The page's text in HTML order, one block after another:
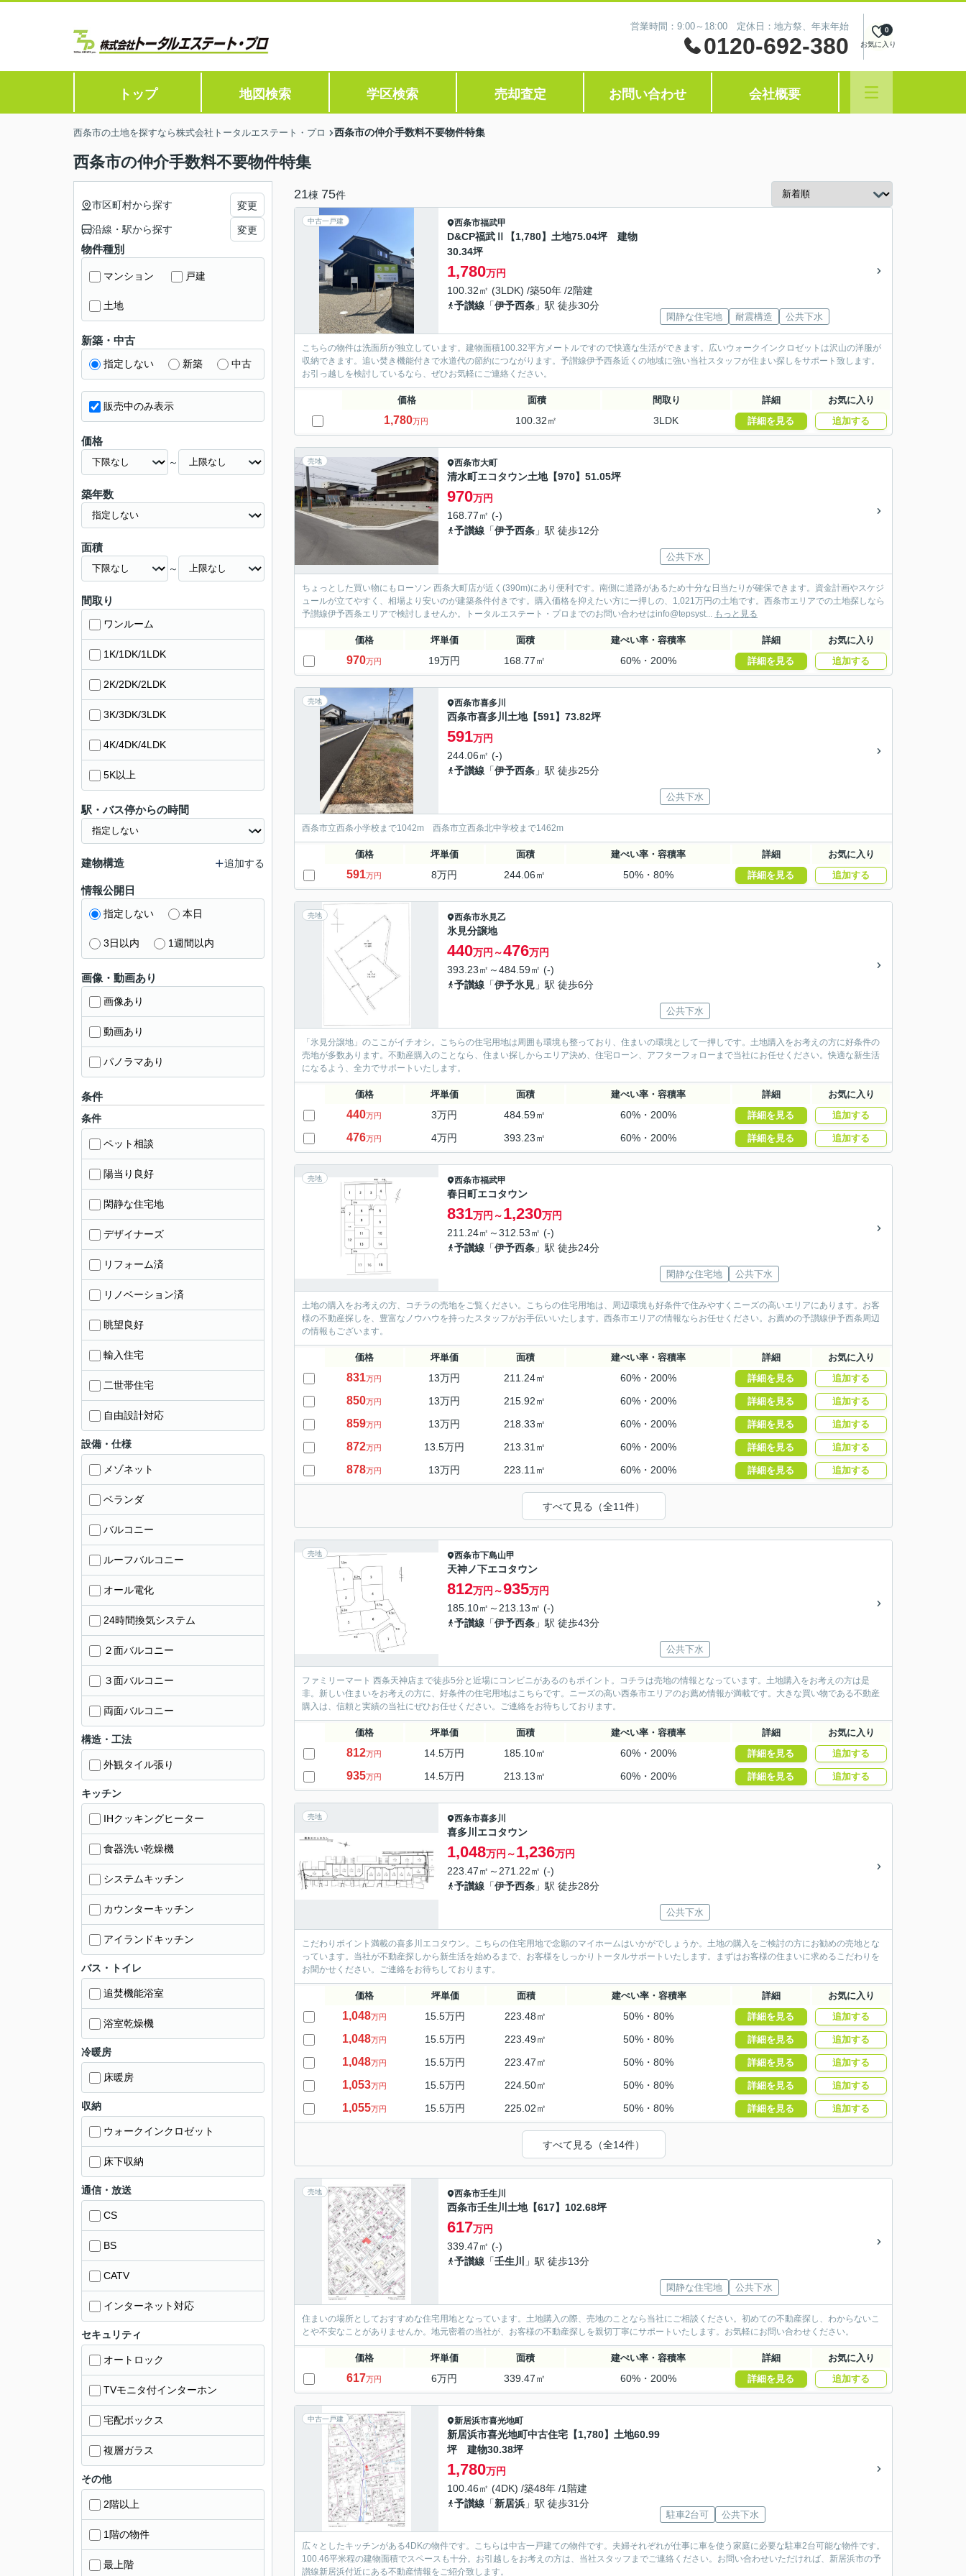
営業時間：9:00～18:00 定休日：地方祭、年末年始
0120-692-380 お気に入り
0
トップ 地図検索 学区検索 売却査定 お問い合わせ 会社概要
西条市の土地を探すなら株式会社トータルエステート・プロ 西条市の仲介手数料不要物件特集
西条市の仲介手数料不要物件特集
21棟 75件
中古一戸建 西条市福武甲
D&CP福武Ⅱ【1,780】土地75.04坪 建物
30.34坪
1,780万円
100.32㎡ (3LDK) /築50年 /2階建
予讃線 「伊予西条 」駅 徒歩30分
閑静な住宅地 耐震構造 公共下水
こちらの物件は洗面所が独立しています。建物面積100.32平方メートルですので快適な生活ができます。広いウォークインクロゼットは沢山の洋服が
収納できます。追い焚き機能付きで水道代の節約につながります。予讃線伊予西条近くの地域に強い当社スタッフが住まい探しをサポート致します。
お引っ越しを検討しているなら、ぜひお気軽にご連絡ください。
価格 面積 間取り 詳細 お気に入り
1,780万円 100.32㎡ 3LDK 詳細を見る 追加する
売地 西条市大町
清水町エコタウン土地【970】51.05坪
970万円
168.77㎡ (-)
予讃線 「伊予西条 」駅 徒歩12分
公共下水
ちょっとした買い物にもローソン 西条大町店が近く(390m)にあり便利です。南側に道路があるため十分な日当たりが確保できます。資金計画やスケジ
ュールが立てやすく、相場より安いのが建築条件付きです。購入価格を抑えたい方に一押しの、1,021万円の土地です。西条市エリアでの土地探しなら
予讃線伊予西条エリアで検討しませんか。トータルエステート・プロまでのお問い合わせはinfo@tepsyst... もっと見る
価格 坪単価 面積 建ぺい率・容積率 詳細 お気に入り
970万円 19万円 168.77㎡ 60%・200% 詳細を見る 追加する
売地 西条市喜多川
西条市喜多川土地【591】73.82坪
591万円
244.06㎡ (-)
予讃線 「伊予西条 」駅 徒歩25分
公共下水
西条市立西条小学校まで1042m 西条市立西条北中学校まで1462m
価格 坪単価 面積 建ぺい率・容積率 詳細 お気に入り
591万円 8万円 244.06㎡ 50%・80% 詳細を見る 追加する
売地 西条市氷見乙
氷見分譲地
440万円～476万円
393.23㎡～484.59㎡ (-)
予讃線 「伊予氷見 」駅 徒歩6分
公共下水
「氷見分譲地」のここがイチオシ。こちらの住宅用地は周囲も環境も整っており、住まいの環境として一押しです。土地購入をお考えの方に好条件の
売地が多数あります。不動産購入のことなら、住まい探しからエリア決め、住宅ローン、アフターフォローまで当社にお任せください。快適な新生活
になるよう、全力でサポートいたします。
価格 坪単価 面積 建ぺい率・容積率 詳細 お気に入り
440万円 3万円 484.59㎡ 60%・200% 詳細を見る 追加する
476万円 4万円 393.23㎡ 60%・200% 詳細を見る 追加する
売地 西条市福武甲
春日町エコタウン
831万円～1,230万円
211.24㎡～312.53㎡ (-)
予讃線 「伊予西条 」駅 徒歩24分
閑静な住宅地 公共下水
土地の購入をお考えの方、コチラの売地をご覧ください。こちらの住宅用地は、周辺環境も好条件で住みやすくニーズの高いエリアにあります。お客
様の不動産探しを、豊富なノウハウを持ったスタッフがお手伝いいたします。西条市エリアの情報ならお任せください。お薦めの予讃線伊予西条周辺
の情報もございます。
価格 坪単価 面積 建ぺい率・容積率 詳細 お気に入り
831万円 13万円 211.24㎡ 60%・200% 詳細を見る 追加する
850万円 13万円 215.92㎡ 60%・200% 詳細を見る 追加する
859万円 13万円 218.33㎡ 60%・200% 詳細を見る 追加する
872万円 13.5万円 213.31㎡ 60%・200% 詳細を見る 追加する
878万円 13万円 223.11㎡ 60%・200% 詳細を見る 追加する
すべて見る（全11件）
売地 西条市下島山甲
天神ノ下エコタウン
812万円～935万円
185.10㎡～213.13㎡ (-)
予讃線 「伊予西条 」駅 徒歩43分
公共下水
ファミリーマート 西条天神店まで徒歩5分と近場にコンビニがあるのもポイント。コチラは売地の情報となっています。土地購入をお考えの方は是
非。新しい住まいをお考えの方に、好条件の住宅用地はこちらです。ニーズの高い西条市エリアのお薦め情報が満載です。大きな買い物である不動産
購入は、信頼と実績の当社にぜひお任せください。ご連絡をお待ちしております。
価格 坪単価 面積 建ぺい率・容積率 詳細 お気に入り
812万円 14.5万円 185.10㎡ 60%・200% 詳細を見る 追加する
935万円 14.5万円 213.13㎡ 60%・200% 詳細を見る 追加する
売地 西条市喜多川
喜多川エコタウン
1,048万円～1,236万円
223.47㎡～271.22㎡ (-)
予讃線 「伊予西条 」駅 徒歩28分
公共下水
こだわりポイント満載の喜多川エコタウン。こちらの住宅用地で念願のマイホームはいかがでしょうか。土地の購入をご検討の方にお勧めの売地とな
っています。当社が不動産探しから新生活を始めるまで、お客様をしっかりトータルサポートいたします。まずはお客様の住まいに求めるこだわりを
お聞かせください。ご連絡をお待ちしております。
価格 坪単価 面積 建ぺい率・容積率 詳細 お気に入り
1,048万円 15.5万円 223.48㎡ 50%・80% 詳細を見る 追加する
1,048万円 15.5万円 223.49㎡ 50%・80% 詳細を見る 追加する
1,048万円 15.5万円 223.47㎡ 50%・80% 詳細を見る 追加する
1,053万円 15.5万円 224.50㎡ 50%・80% 詳細を見る 追加する
1,055万円 15.5万円 225.02㎡ 50%・80% 詳細を見る 追加する
すべて見る（全14件）
売地 西条市壬生川
西条市壬生川土地【617】102.68坪
617万円
339.47㎡ (-)
予讃線 「壬生川 」駅 徒歩13分
閑静な住宅地 公共下水
住まいの場所としておすすめな住宅用地となっています。土地購入の際、売地のことなら当社にご相談ください。初めての不動産探し、わからないこ
とや不安なことがありませんか。地元密着の当社が、お客様の不動産探しを親切丁寧にサポートいたします。お気軽にお問い合わせください。
価格 坪単価 面積 建ぺい率・容積率 詳細 お気に入り
617万円 6万円 339.47㎡ 60%・200% 詳細を見る 追加する
中古一戸建 新居浜市喜光地町
新居浜市喜光地町中古住宅【1,780】土地60.99
坪 建物30.38坪
1,780万円
100.46㎡ (4DK) /築48年 /1階建
予讃線 「新居浜 」駅 徒歩31分
駐車2台可 公共下水
広々としたキッチンがある4DKの物件です。こちらは中古一戸建ての物件です。夫婦それぞれが仕事に車を使う家庭に必要な駐車2台可能な物件です。
100.46平米程の建物面積でスペースも十分。お引越しをお考えの方は、当社スタッフまでご連絡ください。お問い合わせいただければ、新居浜市の予
讃線新居浜付近にある不動産情報をご紹介致します。
市区町村から探す 変更
沿線・駅から探す 変更
物件種別
マンション 戸建
土地
新築・中古
指定しない 新築 中古
販売中のみ表示
価格
～
築年数
面積
～
間取り
ワンルーム
1K/1DK/1LDK
2K/2DK/2LDK
3K/3DK/3LDK
4K/4DK/4LDK
5K以上
駅・バス停からの時間
建物構造 追加する
情報公開日
指定しない 本日
3日以内 1週間以内
画像・動画あり
画像あり
動画あり
パノラマあり
条件
条件
ペット相談
陽当り良好
閑静な住宅地
デザイナーズ
リフォーム済
リノベーション済
眺望良好
輸入住宅
二世帯住宅
自由設計対応
設備・仕様
メゾネット
ベランダ
バルコニー
ルーフバルコニー
オール電化
24時間換気システム
２面バルコニー
３面バルコニー
両面バルコニー
構造・工法
外観タイル張り
キッチン
IHクッキングヒーター
食器洗い乾燥機
システムキッチン
カウンターキッチン
アイランドキッチン
バス・トイレ
追焚機能浴室
浴室乾燥機
冷暖房
床暖房
収納
ウォークインクロゼット
床下収納
通信・放送
CS
BS
CATV
インターネット対応
セキュリティ
オートロック
TVモニタ付インターホン
宅配ボックス
複層ガラス
その他
2階以上
1階の物件
最上階